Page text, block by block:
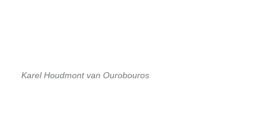
Karel Houdmont van Ourobouros